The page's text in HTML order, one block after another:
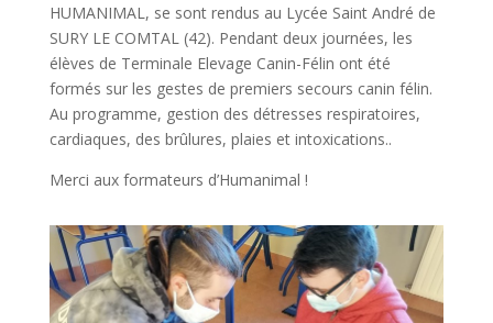
HUMANIMAL, se sont rendus au Lycée Saint André de
SURY LE COMTAL (42). Pendant deux journées, les
élèves de Terminale Elevage Canin-Félin ont été
formés sur les gestes de premiers secours canin félin.
Au programme, gestion des détresses respiratoires,
cardiaques, des brûlures, plaies et intoxications..
Merci aux formateurs d’Humanimal !